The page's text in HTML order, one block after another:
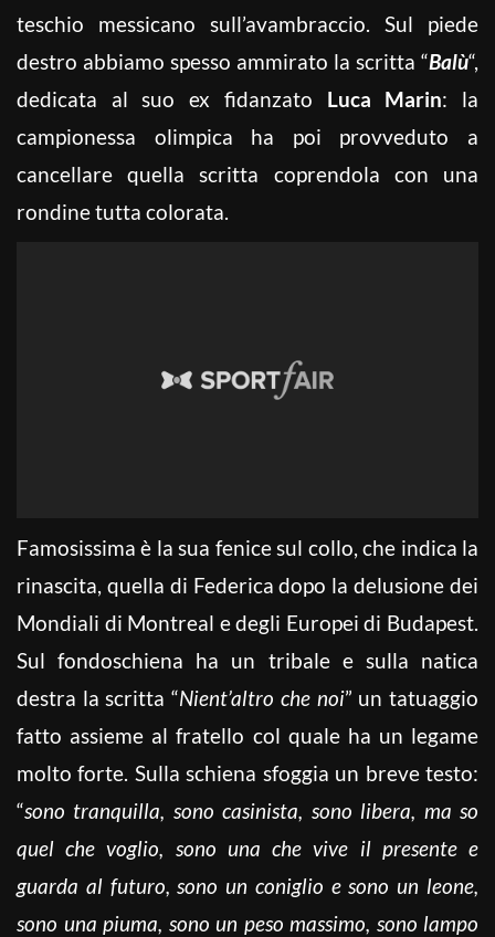
teschio messicano sull’avambraccio. Sul piede
destro abbiamo spesso ammirato la scritta “Balù“,
dedicata al suo ex fidanzato Luca Marin: la
campionessa olimpica ha poi provveduto a
cancellare quella scritta coprendola con una
rondine tutta colorata.
Famosissima è la sua fenice sul collo, che indica la
rinascita, quella di Federica dopo la delusione dei
Mondiali di Montreal e degli Europei di Budapest.
Sul fondoschiena ha un tribale e sulla natica
destra la scritta “Nient’altro che noi” un tatuaggio
fatto assieme al fratello col quale ha un legame
molto forte. Sulla schiena sfoggia un breve testo:
“sono tranquilla, sono casinista, sono libera, ma so
quel che voglio, sono una che vive il presente e
guarda al futuro, sono un coniglio e sono un leone,
sono una piuma, sono un peso massimo, sono lampo